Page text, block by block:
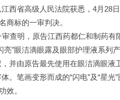
西省高级人民法院获悉，4月28
商标的一审判决。
查明，原告江西药都仁和制药有
亮”眼洁滴眼露及眼部护理液系列
并由原告最先使用在眼洁滴眼液
。笔画变形而成的“闪电”及“星
效。